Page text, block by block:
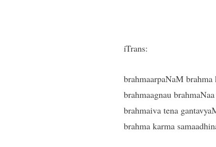
iTrans:
brahmaarpaNaM brahma
brahmaagnau
brahmaiva tena
brahma karma